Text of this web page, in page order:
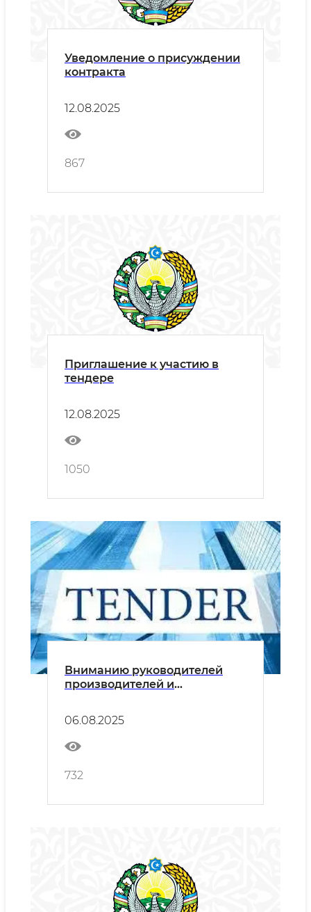
Уведомление о присуждении
контракта
12.08.2025
867
Приглашение к участию в
тендере
12.08.2025
1050
Вниманию руководителей
производителей и
06.08.2025
732